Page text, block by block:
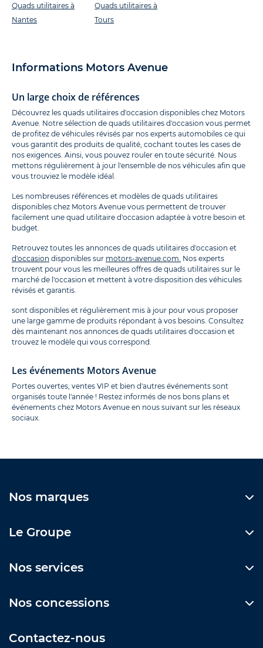
Quads utilitaires à
Nantes
Quads utilitaires à
Tours
Informations Motors Avenue
Un large choix de références
Découvrez les quads utilitaires d'occasion disponibles chez Motors
Avenue. Notre sélection de quads utilitaires d'occasion vous permet
de profitez de véhicules révisés par nos experts automobiles ce qui
vous garantit des produits de qualité, cochant toutes les cases de
nos exigences. Ainsi, vous pouvez rouler en toute sécurité. Nous
mettons régulièrement à jour l'ensemble de nos véhicules afin que
vous trouviez le modèle idéal.
Les nombreuses références et modèles de quads utilitaires
disponibles chez Motors Avenue vous permettent de trouver
facilement une quad utilitaire d'occasion adaptée à votre besoin et
budget.
Retrouvez toutes les annonces de quads utilitaires d'occasion et
d'occasion disponibles sur motors-avenue.com. Nos experts
trouvent pour vous les meilleures offres de quads utilitaires sur le
marché de l'occasion et mettent à votre disposition des véhicules
révisés et garantis.
sont disponibles et régulièrement mis à jour pour vous proposer
une large gamme de produits répondant à vos besoins. Consultez
dès maintenant nos annonces de quads utilitaires d'occasion et
trouvez le modèle qui vous correspond.
Les événements Motors Avenue
Portes ouvertes, ventes VIP et bien d'autres événements sont
organisés toute l'année ! Restez informés de nos bons plans et
événements chez Motors Avenue en nous suivant sur les réseaux
sociaux.
Nos marques
Le Groupe
Nos services
Nos concessions
Contactez-nous